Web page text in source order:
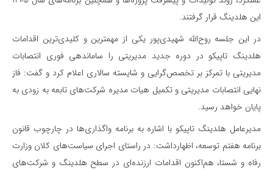
این هلدینگ قرار گرفتند.
در این جلسه روح‌الله شهیدی‌پور یکی از مهمترین و کلیدی‌ترین اقدامات
هلدینگ تاپیکو در دوره جدید مدیریتی را ساماندهی فوری انتصابات
مدیریتی با تمرکز بر تخصص‌گرایی و شایسته سالاری اعلام کرد و گفت: فاز
نهایی انتصابات مدیریتی و تکمیل هیات مدیره شرکت‌های تابعه به زودی به
پایان خواهد رسید.
مدیرعامل هلدینگ تاپیکو با اشاره به برنامه واگذاری‌ها در چارچوب قانون
برنامه هفتم توسعه، اظهارداشت: در راستای اجرای سیاست‌های کلان وزارت
رفاه و شستا، هم‌اکنون اقدامات ارزنده‌ای در سطح هلدینگ و شرکت‌های